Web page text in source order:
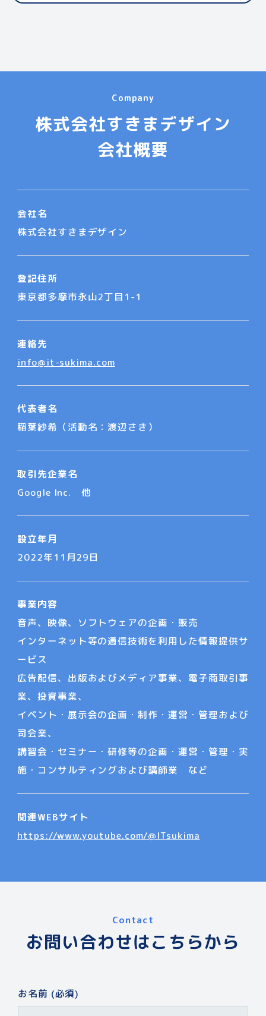
Company
株式会社すきまデザイン
会社概要
会社名
株式会社すきまデザイン
登記住所
東京都多摩市永山2丁目1-1
連絡先
info@it-sukima.com
代表者名
稲葉紗希（活動名：渡辺さき）
取引先企業名
Google Inc. 他
設立年月
2022年11月29日
事業内容
音声、映像、ソフトウェアの企画・販売
インターネット等の通信技術を利用した情報提供サ
ービス
広告配信、出版およびメディア事業、電子商取引事
業、投資事業、
イベント・展示会の企画・制作・運営・管理および
司会業、
講習会・セミナー・研修等の企画・運営・管理・実
施・コンサルティングおよび講師業 など
関連WEBサイト
https://www.youtube.com/@ITsukima
Contact
お問い合わせはこちらから
お名前 (必須)